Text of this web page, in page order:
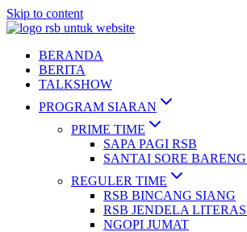
Skip to content
BERANDA
BERITA
TALKSHOW
PROGRAM SIARAN
PRIME TIME
SAPA PAGI RSB
SANTAI SORE
REGULER TIME
RSB BINCANG SIANG
RSB JENDELA
NGOPI JUMAT